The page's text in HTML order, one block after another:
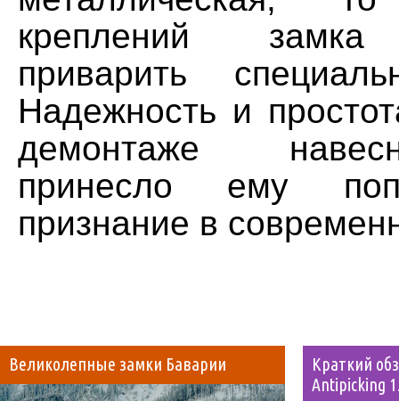
креплений замка
приварить
Надежность и
демонтаже
принесло ему
признание в
Великолепные замки Баварии
Краткий
Antipicking